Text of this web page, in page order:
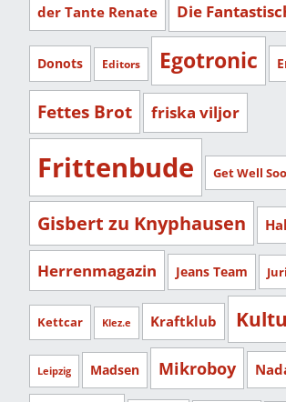
der Tante Renate Die
Donots Editors Egotronic
Fettes Brot friska viljor
Frittenbude Get Well
Gisbert zu Knyphausen
Herrenmagazin Jeans Team
Kettcar Klez.e Kraftklub
Leipzig Madsen Mikroboy